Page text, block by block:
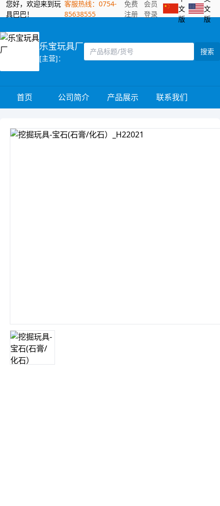
您好，欢迎来到玩
具巴巴！
客服热线：0754-
85638555
免费
注册
会员
登录
文
版
文
版
乐宝玩具厂
[主营]：
搜索
首页 公司简介 产品展示 联系我们